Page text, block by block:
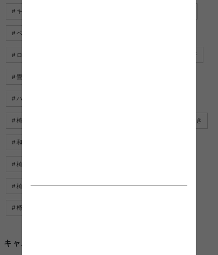
キャスター付き ハンガーラック
ベッド キャスター
ローテーブル キャスター付 キッズ 机 椅子
畳 椅子
ハンガーラック キャスター
椅子 無垢材 キッチンワゴン キャスター付き
和室 椅子
椅子 ウォールナット
椅子 一人用 椅子 ホワイト ベッド 椅子
椅子 リクライニング
キャスター 椅子を使用したコーディネート例